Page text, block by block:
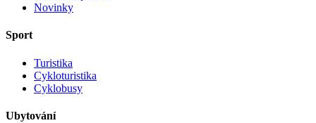
Novinky
Sport
Turistika
Cykloturistika
Cyklobusy
Ubytování